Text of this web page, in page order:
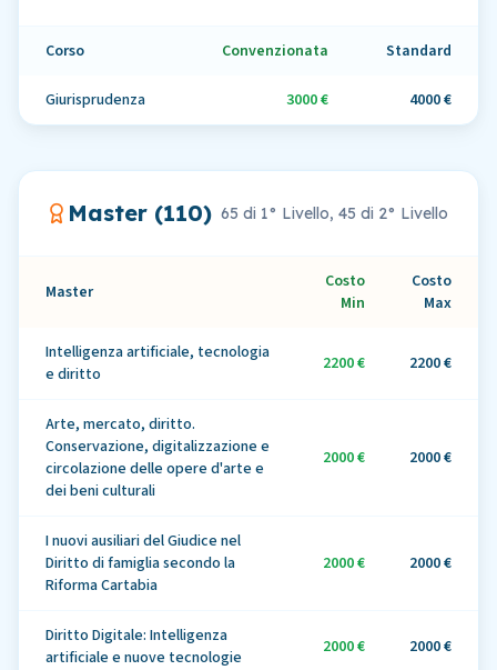
Corso Convenzionata Standard
Giurisprudenza 3000 € 4000 €
Master (110) 65 di 1° Livello, 45 di 2° Livello
Master
Costo
Min
Costo
Max
Intelligenza artificiale, tecnologia
e diritto
2200 € 2200 €
Arte, mercato, diritto.
Conservazione, digitalizzazione e
circolazione delle opere d'arte e
dei beni culturali
2000 € 2000 €
I nuovi ausiliari del Giudice nel
Diritto di famiglia secondo la
Riforma Cartabia
2000 € 2000 €
Diritto Digitale: Intelligenza
artificiale e nuove tecnologie
2000 € 2000 €